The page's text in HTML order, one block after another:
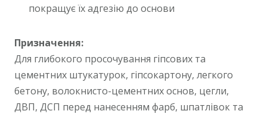
покращує їх адгезію до основи
Призначення:
Для глибокого просочування гіпсових та
цементних штукатурок, гіпсокартону, легкого
бетону, волокнисто-цементних основ, цегли,
ДВП, ДСП перед нанесенням фарб, шпатлівок та